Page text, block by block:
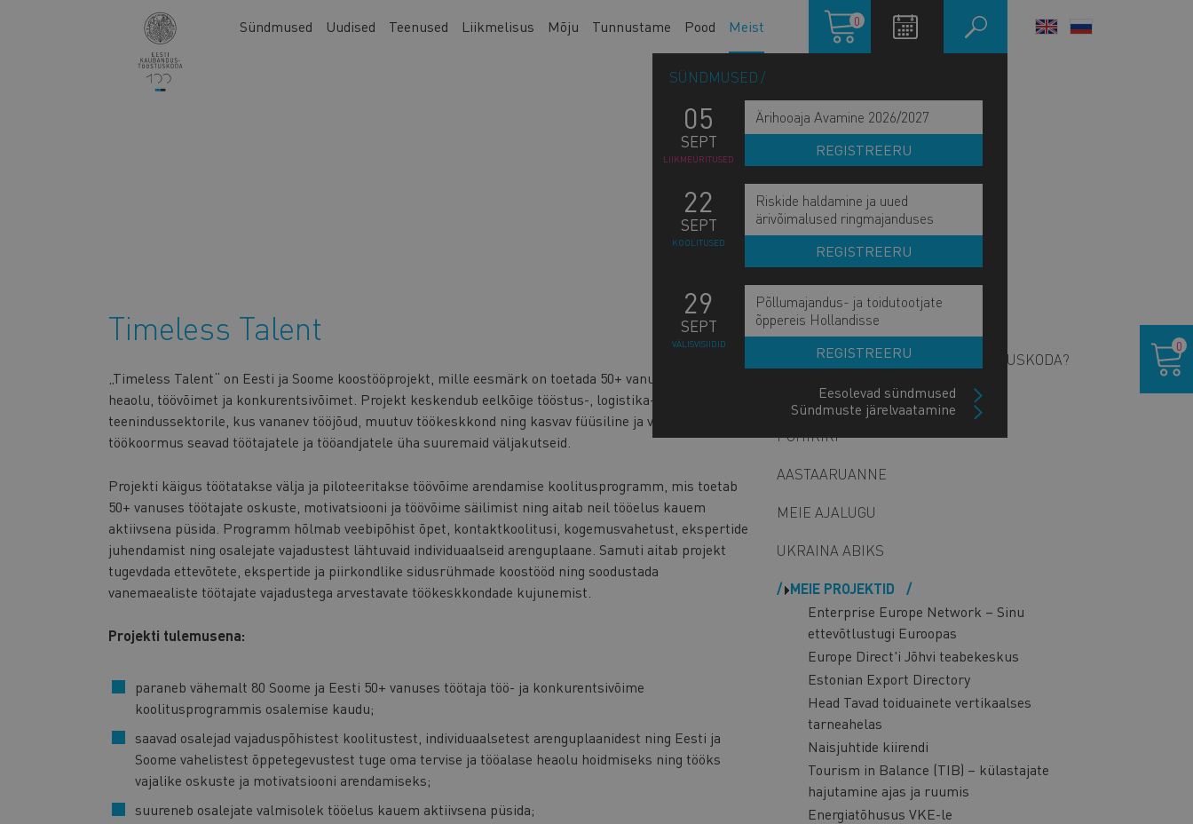
Main
Sündmused Uudised Teenused Liikmelisus Mõju Tunnustame Pood Meist
Ostukorv
0
SÜNDMUSED
05
SEPT
LIIKMEÜRITUSED
Ärihooaja Avamine 2026/2027
REGISTREERU
22
SEPT
KOOLITUSED
Riskide haldamine ja uued
ärivõimalused ringmajanduses
REGISTREERU
29
SEPT
VÄLISVISIIDID
Põllumajandus- ja toidutootjate
õppereis Hollandisse
REGISTREERU
Eesolevad sündmused
Sündmuste järelvaatamine
LANGUAGE
Timeless Talent
„Timeless Talent“ on Eesti ja Soome koostööprojekt, mille eesmärk on toetada 50+ vanuses töötajate
heaolu, töövõimet ja konkurentsivõimet. Projekt keskendub eelkõige tööstus-, logistika- ja
teenindussektorile, kus vananev tööjõud, muutuv töökeskkond ning kasvav füüsiline ja vaimne
töökoormus seavad töötajatele ja tööandjatele üha suuremaid väljakutseid.
Projekti käigus töötatakse välja ja piloteeritakse töövõime arendamise koolitusprogramm, mis toetab
50+ vanuses töötajate oskuste, motivatsiooni ja töövõime säilimist ning aitab neil tööelus kauem
aktiivsena püsida. Programm hõlmab veebipõhist õpet, kontaktkoolitusi, kogemusvahetust, ekspertide
juhendamist ning osalejate vajadustest lähtuvaid individuaalseid arenguplaane. Samuti aitab projekt
tugevdada ettevõtete, ekspertide ja piirkondlike sidusrühmade koostööd ning soodustada
vanemaealiste töötajate vajadustega arvestavate töökeskkondade kujunemist.
Projekti tulemusena:
paraneb vähemalt 80 Soome ja Eesti 50+ vanuses töötaja töö- ja konkurentsivõime
koolitusprogrammis osalemise kaudu;
saavad osalejad vajaduspõhistest koolitustest, individuaalsetest arenguplaanidest ning Eesti ja
Soome vahelistest õppetegevustest tuge oma tervise ja tööalase heaolu hoidmiseks ning tööks
vajalike oskuste ja motivatsiooni arendamiseks;
suureneb osalejate valmisolek tööelus kauem aktiivsena püsida;
0
Main
navigation
side
block
KONTAKT
MIS ON EESTI KAUBANDUS-TÖÖSTUSKODA?
JUHATUS
PÕHIKIRI
AASTAARUANNE
MEIE AJALUGU
UKRAINA ABIKS
MEIE PROJEKTID
Enterprise Europe Network – Sinu
ettevõtlustugi Euroopas
Europe Direct'i Jõhvi teabekeskus
Estonian Export Directory
Head Tavad toiduainete vertikaalses
tarneahelas
Naisjuhtide kiirendi
Tourism in Balance (TIB) – külastajate
hajutamine ajas ja ruumis
Energiatõhusus VKE-le